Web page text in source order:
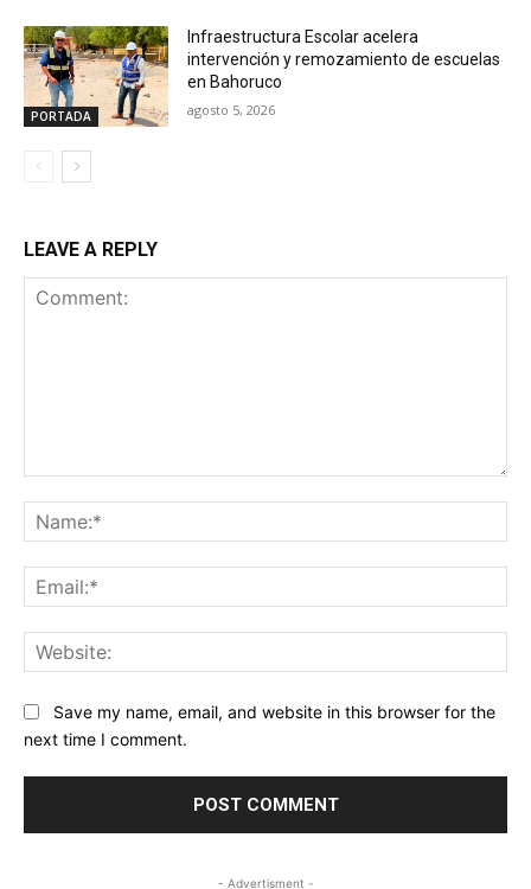
PORTADA
Infraestructura Escolar acelera
intervención y remozamiento de escuelas
en Bahoruco
agosto 5, 2026
LEAVE A REPLY
Save my name, email, and website in this browser for the
next time I comment.
- Advertisment -